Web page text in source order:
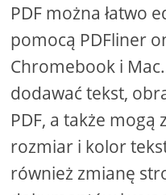
PDF można łatwo
pomocą PDFliner
Chromebook i
dodawać tekst,
PDF, a także mogą
rozmiar i kolor
również zmianę